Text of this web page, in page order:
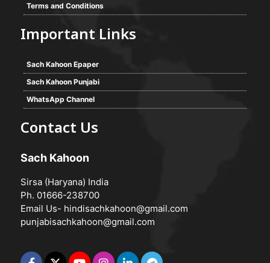
Terms and Conditions
Important Links
Sach Kahoon Epaper
Sach Kahoon Punjabi
WhatsApp Channel
Contact Us
Sach Kahoon
Sirsa (Haryana) India
Ph. 01666-238700
Email Us- hindisachkahoon@gmail.com
punjabisachkahoon@gmail.com